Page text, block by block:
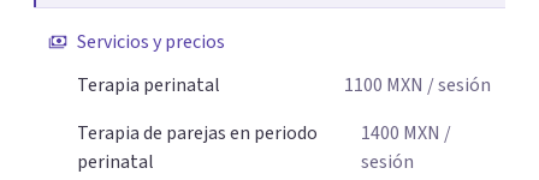
Servicios y precios
Terapia perinatal
1100 MXN / sesión
Terapia de parejas en periodo
perinatal
1400 MXN /
sesión